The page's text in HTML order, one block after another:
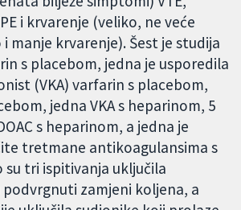
i krvarenje (veliko, ne veće
manje krvarenje). Šest je studija
s placebom, jedna je usporedila
(VKA) varfarin s placebom,
jedna VKA s heparinom, 5
s heparinom, a jedna je
tretmane antikoagulansima s
su tri ispitivanja uključila
zamjeni koljena, a